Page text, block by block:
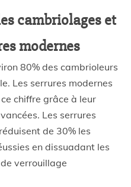
cambriolages et
modernes
80% des cambrioleurs
Les serrures modernes
chiffre grâce à leur
Les serrures
de 30% les
en dissuadant les
verrouillage